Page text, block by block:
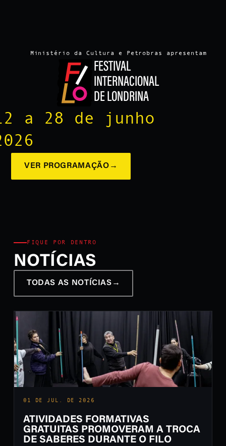
Ministério da Cultura e Petrobras apresentam
FESTIVAL
INTERNACIONAL
DE LONDRINA
a 28 de junho
VER PROGRAMAÇÃO →
FIQUE POR DENTRO
NOTÍCIAS
TODAS AS NOTÍCIAS →
01 DE JUL. DE 2026
ATIVIDADES FORMATIVAS
GRATUITAS PROMOVERAM A TROCA
DE SABERES DURANTE O FILO